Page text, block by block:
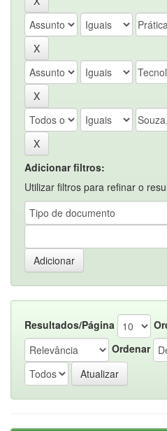
Adicionar filtros:
Utilizar filtros para refinar o
Resultados/Página
Ordenar